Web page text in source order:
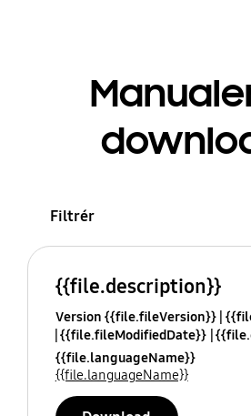
Filtrér
{{file.description}}
Version {{file.fileVersion}}
{{file.fileModifiedDate}}
{{file.languageName}}
{{file.languageName}}